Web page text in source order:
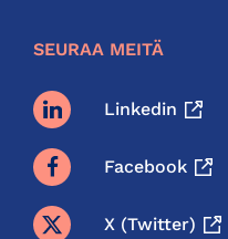
SEURAA MEITÄ
Linkedin
Facebook
X (twitter)